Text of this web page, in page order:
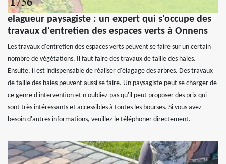
elagueur paysagiste : un expert qui s'occupe des
travaux d'entretien des espaces verts à Onnens
Les travaux d'entretien des espaces verts peuvent se faire sur un certain
nombre de végétations. Il faut faire des travaux de taille des haies.
Ensuite, il est indispensable de réaliser d'élagage des arbres. Des travaux
de taille des haies peuvent aussi se faire. Un paysagiste peut se charger de
ce genre d'intervention et n'oubliez pas qu'il peut proposer des prix qui
sont très intéressants et accessibles à toutes les bourses. Si vous avez
besoin d'autres informations, veuillez le téléphoner directement.